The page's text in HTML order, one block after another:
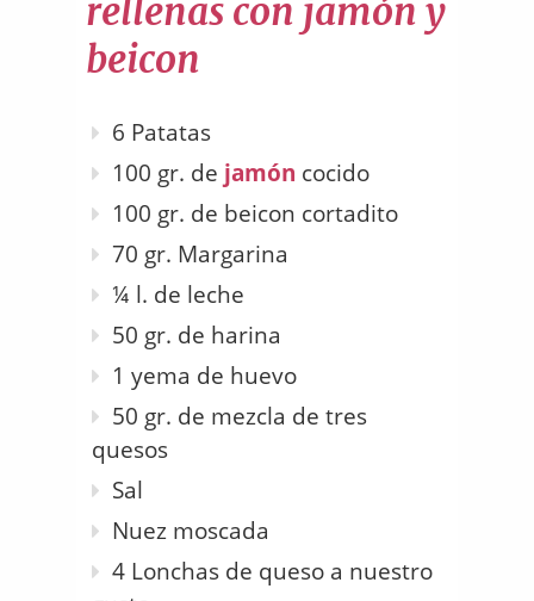
rellenas con jamón y
beicon
6 Patatas
100 gr. de jamón cocido
100 gr. de beicon cortadito
70 gr. Margarina
¼ l. de leche
50 gr. de harina
1 yema de huevo
50 gr. de mezcla de tres
quesos
Sal
Nuez moscada
4 Lonchas de queso a nuestro